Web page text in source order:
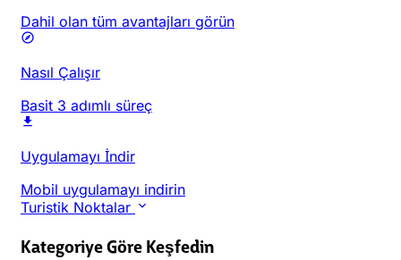
Dahil olan tüm avantajları görün
Nasıl Çalışır
Basit 3 adımlı süreç
Uygulamayı İndir
Mobil uygulamayı indirin
Turistik Noktalar
Kategoriye Göre Keşfedin